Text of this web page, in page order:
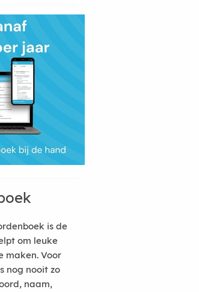
is de
om leuke
maken. Voor
nog nooit zo
naam,